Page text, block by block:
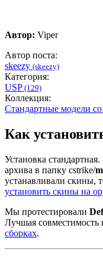
Автор: Viper
Автор поста:
skeezy (skeezy)
Категория:
USP (129)
Коллекция:
Стандартные модели
Как
Установка
архива в папку cstrike/
устанавливали скины,
установить скины на
Мы протестировали
Лучшая совместимость
сборках.